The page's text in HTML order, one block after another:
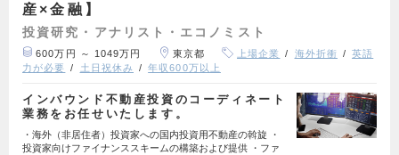
産×金融】
投資研究・アナリスト・エコノミスト
600万円 ～ 1049万円 東京都 上場企業 海外折衝
英語
力が必要
土日祝休み 年収600万以上
インバウンド不動産投資のコーディネート
業務をお任せいたします。
・海外（非居住者）投資家への国内投資用不動産の斡旋 ・
投資家向けファイナンススキームの構築および提供 ・ファ